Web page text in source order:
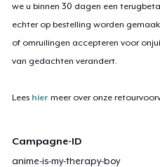
we u binnen 30 dagen een
echter op bestelling worden
of omruilingen accepteren voor
van gedachten verandert.
Lees hier meer over onze
Campagne-ID
anime-is-my-therapy-boy